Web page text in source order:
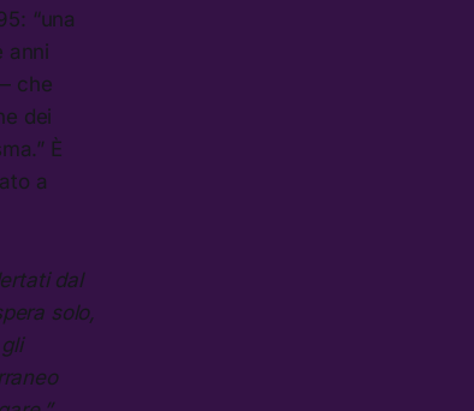
“una
anni
che
dei
È
a
dal
solo,